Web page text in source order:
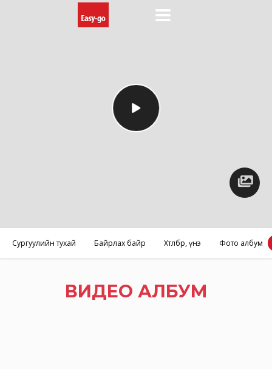
Сургуулийн тухай Байрлах байр Хөтөлбөр, үнэ Фото албум
ВИДЕО АЛБУМ